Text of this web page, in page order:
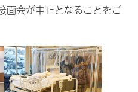
面会が中止となることをご